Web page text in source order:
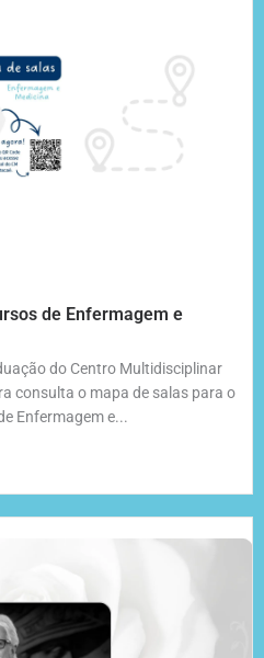
de Enfermagem e
do Centro Multidisciplinar
consulta o mapa de salas para o
Enfermagem e...